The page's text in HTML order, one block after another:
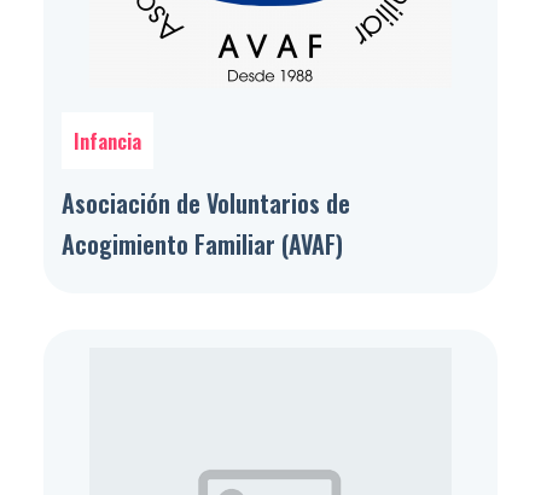
Infancia
Asociación de Voluntarios de
Acogimiento Familiar (AVAF)